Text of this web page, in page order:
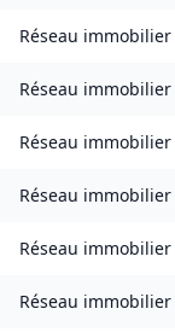
Réseau immobilier
Réseau immobilier
Réseau immobilier
Réseau immobilier
Réseau immobilier
Réseau immobilier